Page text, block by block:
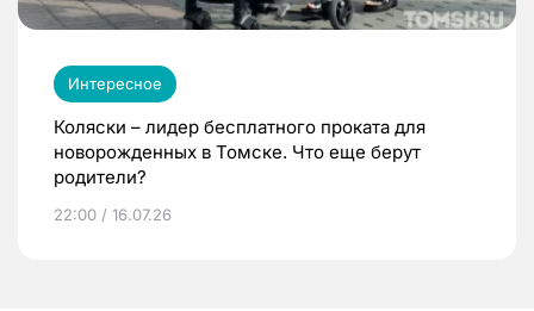
Интересное
Коляски – лидер бесплатного проката для
новорожденных в Томске. Что еще берут
родители?
22:00 / 16.07.26